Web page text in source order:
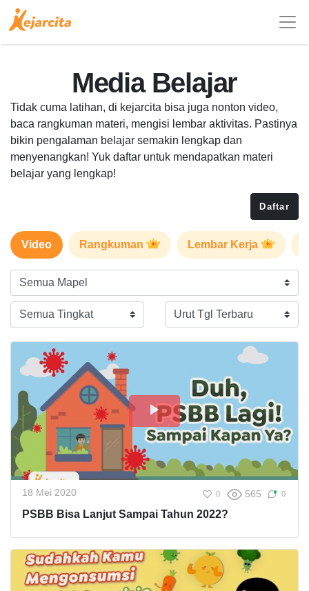
Media Belajar
Tidak cuma latihan, di kejarcita bisa juga nonton video,
baca rangkuman materi, mengisi lembar aktivitas. Pastinya
bikin pengalaman belajar semakin lengkap dan
menyenangkan! Yuk daftar untuk mendapatkan materi
belajar yang lengkap!
Daftar
Video Rangkuman Lembar Kerja
18 Mei 2020 0 565 0
PSBB Bisa Lanjut Sampai Tahun 2022?